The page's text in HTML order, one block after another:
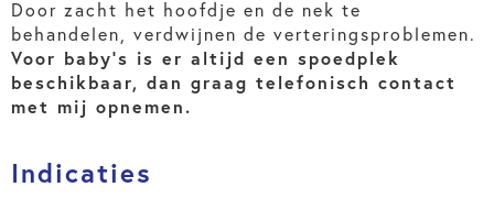
Door zacht het hoofdje en de nek te
behandelen, verdwijnen de verteringsproblemen.
Voor baby’s is er altijd een spoedplek
beschikbaar, dan graag telefonisch contact
met mij opnemen.
Indicaties